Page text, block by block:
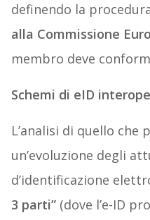
definendo la
alla Commissione
membro deve
Schemi di eID
L’analisi di quello
un’evoluzione degli
d’identificazione
3 parti”(dove l’e-ID